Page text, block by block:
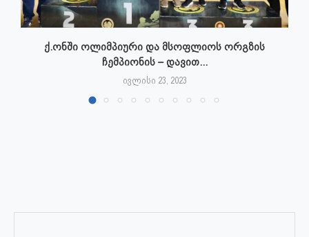
ქ.ონში ოლიმპიური და მსოფლიოს ორგზის
ჩემპიონის – დავით...
ივლისი 23, 2023